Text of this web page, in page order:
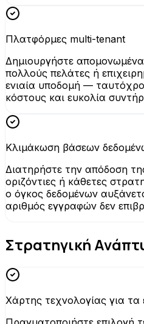
Πλατφόρμες multi-tenant
Δημιουργήστε
πολλούς πελάτες ή
ενιαία υποδομή —
κόστους και ευκολία
Κλιμάκωση βάσεων
Διατηρήστε την απόδοση
οριζόντιες ή κάθετες
ο όγκος δεδομένων
αριθμός εγγραφών δεν
Στρατηγική
Χάρτης τεχνολογίας για